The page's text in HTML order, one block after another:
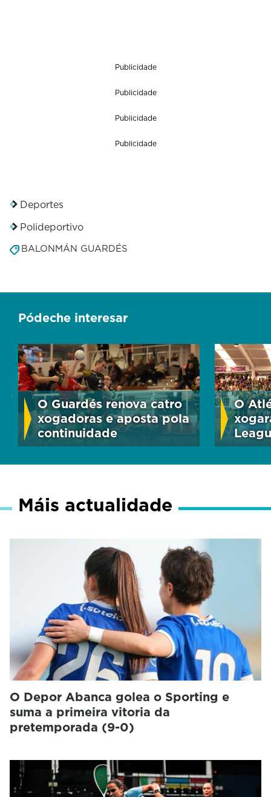
Publicidade
Publicidade
Publicidade
Publicidade
Deportes
Polideportivo
BALONMÁN GUARDÉS
Pódeche interesar
O Guardés renova catro
xogadoras e aposta pola
continuidade
O
Máis actualidade
O Depor Abanca golea o Sporting e
suma a primeira vitoria da
pretemporada (9-0)